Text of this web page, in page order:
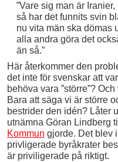
”Vare sig man är
så har det funnits svin
nu vita män ska dömas
alla andra göra det
än så.”
Här återkommer den
det inte för svenskar att
behöva vara ”större”?
Bara att säga vi är större
bestrider den idén? Låter
utnämna Göran Lindberg
Kommun gjorde. Det blev
privligerade byråkrater
är priviligerade på riktigt.